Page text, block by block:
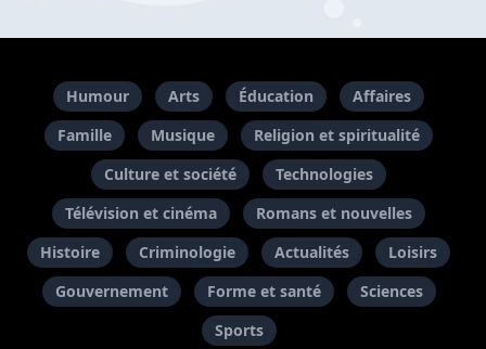
Humour Arts Éducation
Affaires
Famille
Musique
Religion et spiritualité
Culture et société
Technologies
Télévision et cinéma
Romans et nouvelles
Histoire
Criminologie Actualités
Loisirs
Gouvernement
Forme et santé
Sciences
Sports